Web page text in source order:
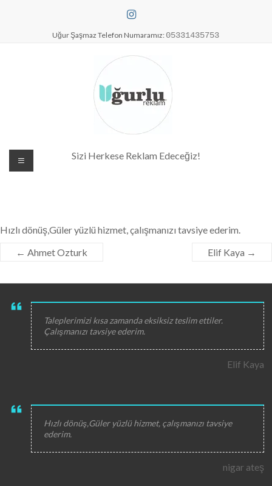
Uğur Şaşmaz Telefon Numaramız: 05331435753
Dijital Baskı Merkezi| Antalya
Reklam Baskı| Antalya Tabela
Sizi Herkese Reklam Edeceğiz!
Hızlı dönüş,Güler yüzlü hizmet, çalışmanızı tavsiye ederim.
← Ahmet Ozturk Elif Kaya →
Taleplerimizi kısa zamanda eksiksiz teslim ettiler.
Çalışmanızı tavsiye ederim.
Elif Kaya
Hızlı dönüş,Güler yüzlü hizmet, çalışmanızı tavsiye
ederim.
nigar ateş